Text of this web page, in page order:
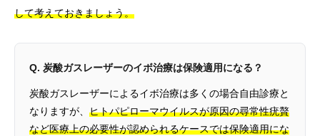
して考えておきましょう。
Q. 炭酸ガスレーザーのイボ治療は保険適用になる？
炭酸ガスレーザーによるイボ治療は多くの場合自由診療と
なりますが、 ヒトパピローマウイルスが原因の尋常性疣贅
など医療上の必要性が認められるケースでは保険適用にな